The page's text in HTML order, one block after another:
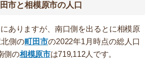
市と相模原市の人口
ありますが、南口側を出るとに相模原
側の町田市の2022年1月時点の総人口
側の相模原市は719,112人です。